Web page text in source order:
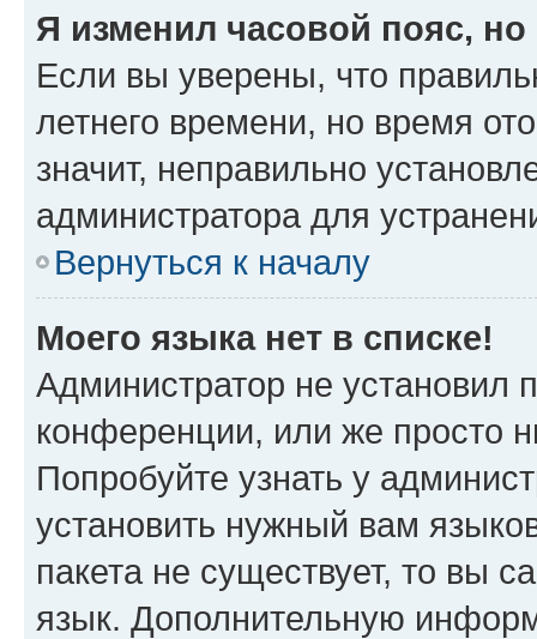
Я изменил часовой пояс,
Если вы уверены, что
летнего времени, но время
значит, неправильно
администратора для
Вернуться к началу
Моего языка нет в списке!
Администратор не установил
конференции, или же просто
Попробуйте узнать у
установить нужный вам
пакета не существует, то вы
язык. Дополнительную